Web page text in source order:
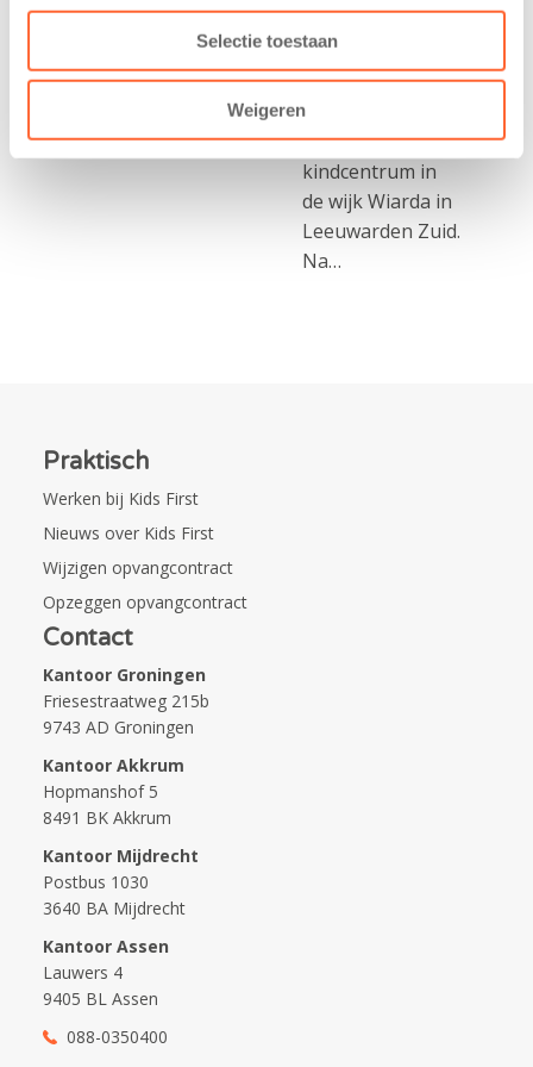
Selectie toestaan
Weigeren
donderdag alvast
voor de Kids First
kregen een…
belangrijke stap
gezet voor de
realisatie van een
nieuw
kindcentrum in
de wijk Wiarda in
Leeuwarden Zuid.
Na…
Praktisch
Werken bij Kids First
Nieuws over Kids First
Wijzigen opvangcontract
Opzeggen opvangcontract
Contact
Kantoor Groningen
Friesestraatweg 215b
9743 AD Groningen
Kantoor Akkrum
Hopmanshof 5
8491 BK Akkrum
Kantoor Mijdrecht
Postbus 1030
3640 BA Mijdrecht
Kantoor Assen
Lauwers 4
9405 BL Assen
088-0350400